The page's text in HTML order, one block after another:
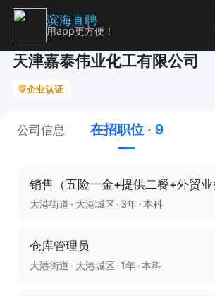
天津嘉泰伟业化工有限公司
企业认证
公司信息 在招职位 · 9
大港街道 大港城区 3年 本科
仓库管理员
大港街道 大港城区 1年 本科
滨海直聘
用app更方便！